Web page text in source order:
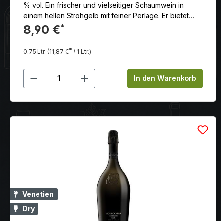
% vol. Ein frischer und vielseitiger Schaumwein in
einem hellen Strohgelb mit feiner Perlage. Er bietet
Aromen von frischen Früchten, weißen Blüten und
grünem Apfel. Perfekt als Aperitif oder zu einem Menü,
besticht er durch Eleganz und Geschmeidigkeit.
8,90 €*
0.75 Ltr. (11,87 €* / 1 Ltr.)
Produkt Anzahl: Gib denIn den Warenkorb
Venetien
Dry